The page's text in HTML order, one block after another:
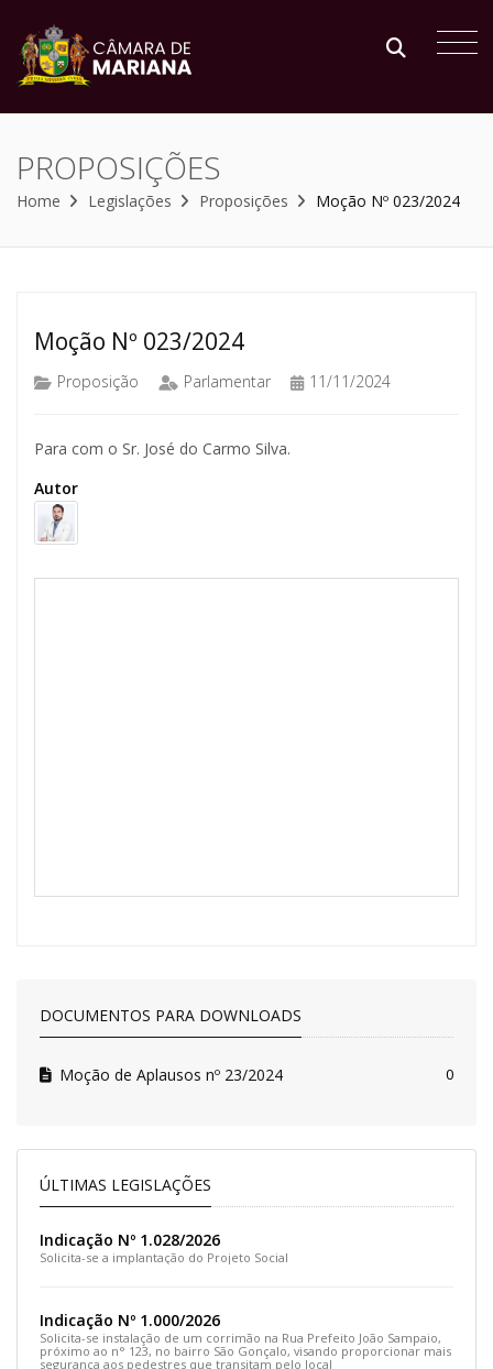
PROPOSIÇÕES
Home Legislações Proposições Moção Nº 023/2024
Moção Nº 023/2024
Proposição Parlamentar 11/11/2024
Para com o Sr. José do Carmo Silva.
Autor
DOCUMENTOS PARA DOWNLOADS
Moção de Aplausos nº 23/2024 0
ÚLTIMAS LEGISLAÇÕES
Indicação Nº 1.028/2026
Solicita-se a implantação do Projeto Social
Indicação Nº 1.000/2026
Solicita-se instalação de um corrimão na Rua Prefeito João Sampaio,
próximo ao n° 123, no bairro São Gonçalo, visando proporcionar mais
segurança aos pedestres que transitam pelo local